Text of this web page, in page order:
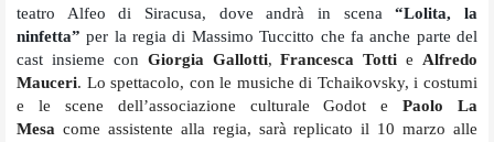
teatro Alfeo di Siracusa, dove andrà in scena“Lolita, la
ninfetta” per la regia di Massimo Tuccitto che fa anche parte del
cast insieme con Giorgia Gallotti,Francesca Totti e Alfredo
Mauceri. Lo spettacolo, con le musiche di Tchaikovsky, i costumi
e le scene dell’associazione culturale Godot ePaolo La
Mesa come assistente alla regia, sarà replicato il 10 marzo alle